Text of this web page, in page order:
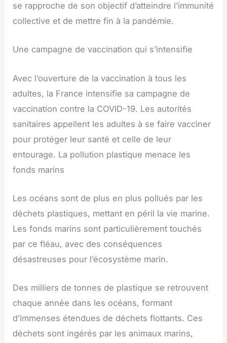
se rapproche de son objectif d’atteindre l’immunité
collective et de mettre fin à la pandémie.
Une campagne de vaccination qui s’intensifie
Avec l’ouverture de la vaccination à tous les
adultes, la France intensifie sa campagne de
vaccination contre la COVID-19. Les autorités
sanitaires appellent les adultes à se faire vacciner
pour protéger leur santé et celle de leur
entourage. La pollution plastique menace les
fonds marins
Les océans sont de plus en plus pollués par les
déchets plastiques, mettant en péril la vie marine.
Les fonds marins sont particulièrement touchés
par ce fléau, avec des conséquences
désastreuses pour l’écosystème marin.
Des milliers de tonnes de plastique se retrouvent
chaque année dans les océans, formant
d’immenses étendues de déchets flottants. Ces
déchets sont ingérés par les animaux marins,